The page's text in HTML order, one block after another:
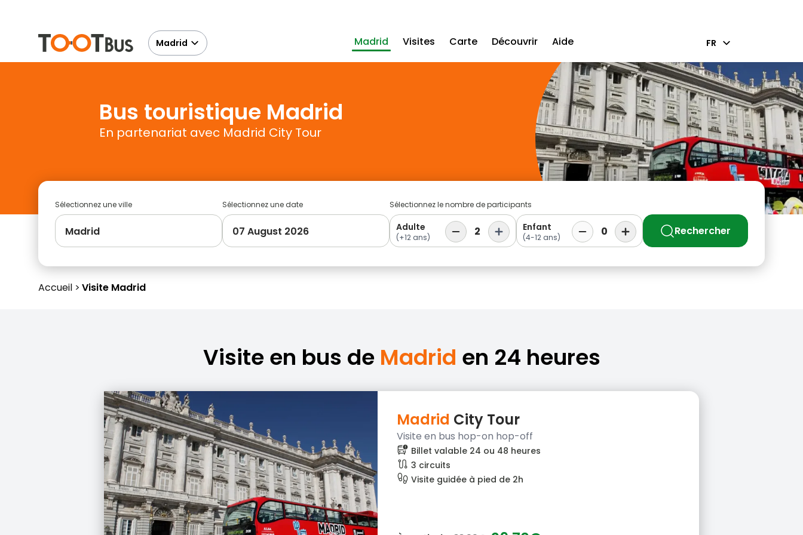
Madrid Madrid Visites Carte Découvrir Aide FR
Bus touristique Madrid
En partenariat avec Madrid City Tour
Sélectionnez une ville
Madrid
Sélectionnez une date
07 August 2026
Sélectionnez le nombre de participants
Adulte
(+12 ans) 2 Enfant
(4-12 ans) 0 Rechercher
Accueil Visite Madrid
Visite en bus de Madrid en 24 heures
Madrid City Tour
Visite en bus hop-on hop-off
bus_alert Billet valable 24 ou 48 heures
route 3 circuits
footprint Visite guidée à pied de 2h